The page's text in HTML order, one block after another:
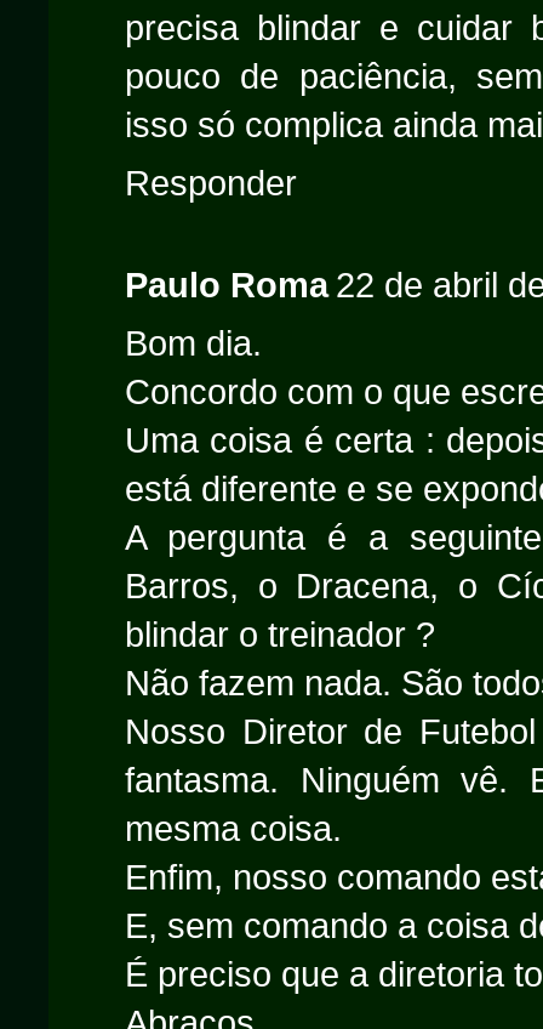
precisa blindar e cuidar
pouco de paciência,
isso só complica ainda
Responder
Paulo Roma 22 de abril
Bom dia.
Concordo com o que
Uma coisa é certa :
está diferente e se
A pergunta é a
Barros, o Dracena, o
blindar o treinador ?
Não fazem nada. São
Nosso Diretor de
fantasma. Ninguém vê.
mesma coisa.
Enfim, nosso comando
E, sem comando a coisa
É preciso que a diretoria